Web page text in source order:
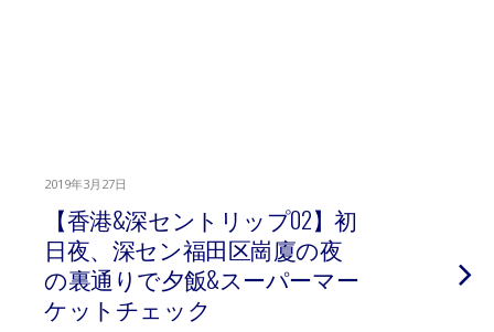
2019年3月27日
【香港&深セントリップ02】初
日夜、深セン福田区崗廈の夜
の裏通りで夕飯&スーパーマー
ケットチェック